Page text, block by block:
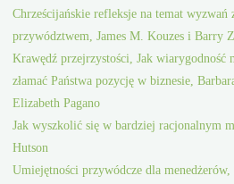
Chrześcijańskie refleksje na temat wyzwań
przywództwem, James M. Kouzes i Barry
Krawędź przejrzystości, Jak wiarygodność
złamać Państwa pozycję w biznesie,
Elizabeth Pagano
Jak wyszkolić się w bardziej racjonalnym
Hutson
Umiejętności przywódcze dla